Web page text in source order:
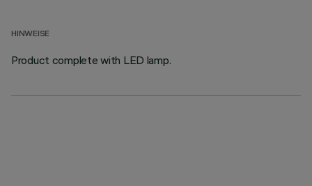
HINWEISE
Product complete with LED lamp.